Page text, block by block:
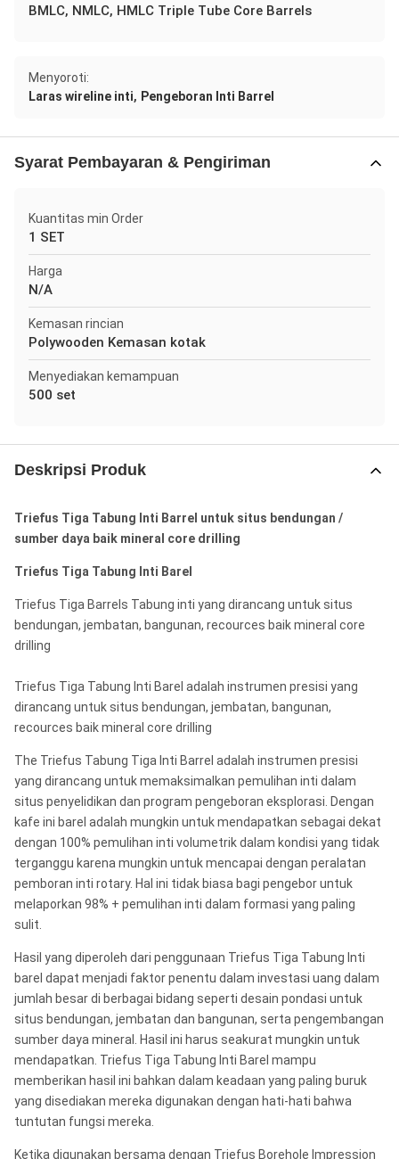
BMLC, NMLC, HMLC Triple Tube Core Barrels
Menyoroti:
Laras wireline inti, Pengeboran Inti Barrel
Syarat Pembayaran & Pengiriman
Kuantitas min Order
1 SET
Harga
N/A
Kemasan rincian
Polywooden Kemasan kotak
Menyediakan kemampuan
500 set
Deskripsi Produk
Triefus Tiga Tabung Inti Barrel untuk situs bendungan /
sumber daya baik mineral core drilling
Triefus Tiga Tabung Inti Barel
Triefus Tiga Barrels Tabung inti yang dirancang untuk situs
bendungan, jembatan, bangunan, recources baik mineral core
drilling
Triefus Tiga Tabung Inti Barel adalah instrumen presisi yang
dirancang untuk situs bendungan, jembatan, bangunan,
recources baik mineral core drilling
The Triefus Tabung Tiga Inti Barrel adalah instrumen presisi
yang dirancang untuk memaksimalkan pemulihan inti dalam
situs penyelidikan dan program pengeboran eksplorasi. Dengan
kafe ini barel adalah mungkin untuk mendapatkan sebagai dekat
dengan 100% pemulihan inti volumetrik dalam kondisi yang tidak
terganggu karena mungkin untuk mencapai dengan peralatan
pemboran inti rotary. Hal ini tidak biasa bagi pengebor untuk
melaporkan 98% + pemulihan inti dalam formasi yang paling
sulit.
Hasil yang diperoleh dari penggunaan Triefus Tiga Tabung Inti
barel dapat menjadi faktor penentu dalam investasi uang dalam
jumlah besar di berbagai bidang seperti desain pondasi untuk
situs bendungan, jembatan dan bangunan, serta pengembangan
sumber daya mineral. Hasil ini harus seakurat mungkin untuk
mendapatkan. Triefus Tiga Tabung Inti Barel mampu
memberikan hasil ini bahkan dalam keadaan yang paling buruk
yang disediakan mereka digunakan dengan hati-hati bahwa
tuntutan fungsi mereka.
Ketika digunakan bersama dengan Triefus Borehole Impression